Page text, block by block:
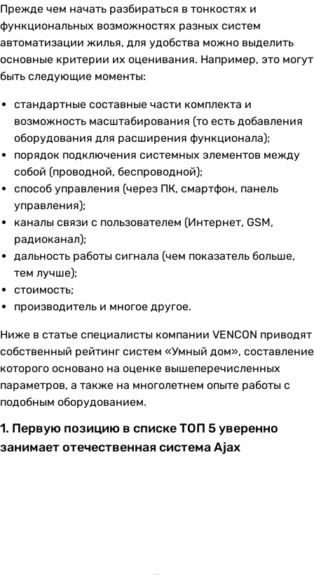
Прежде чем начать разбираться в тонкостях и
функциональных возможностях разных систем
автоматизации жилья, для удобства можно выделить
основные критерии их оценивания. Например, это могут
быть следующие моменты:
стандартные составные части комплекта и
возможность масштабирования (то есть добавления
оборудования для расширения функционала);
порядок подключения системных элементов между
собой (проводной, беспроводной);
способ управления (через ПК, смартфон, панель
управления);
каналы связи с пользователем (Интернет, GSM,
радиоканал);
дальность работы сигнала (чем показатель больше,
тем лучше);
стоимость;
производитель и многое другое.
Ниже в статье специалисты компании VENCON приводят
собственный рейтинг систем «Умный дом», составление
которого основано на оценке вышеперечисленных
параметров, а также на многолетнем опыте работы с
подобным оборудованием.
1. Первую позицию в списке ТОП 5 уверенно
занимает отечественная система Ajax